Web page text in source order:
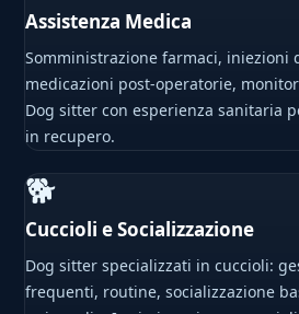
Assistenza Medica
Somministrazione farmaci, iniezioni
medicazioni post-operatorie,
Dog sitter con esperienza sanitaria
in recupero.
🐕
Cuccioli e Socializzazione
Dog sitter specializzati in cuccioli:
frequenti, routine, socializzazione